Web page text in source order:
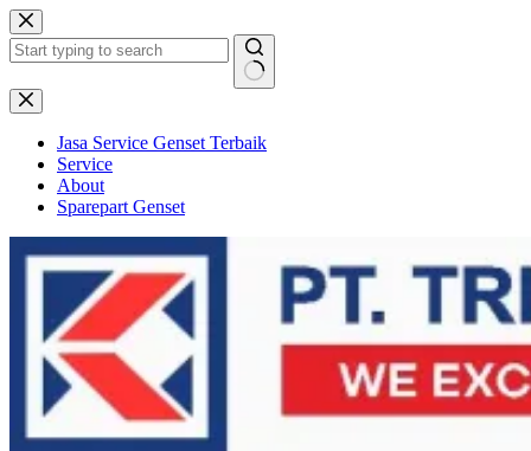
Skip
to
content
No
results
Jasa Service Genset Terbaik
Service
About
Sparepart Genset